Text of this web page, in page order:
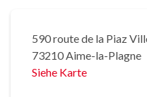
590 route de la Piaz
73210 Aime-la-Plagne
Siehe Karte